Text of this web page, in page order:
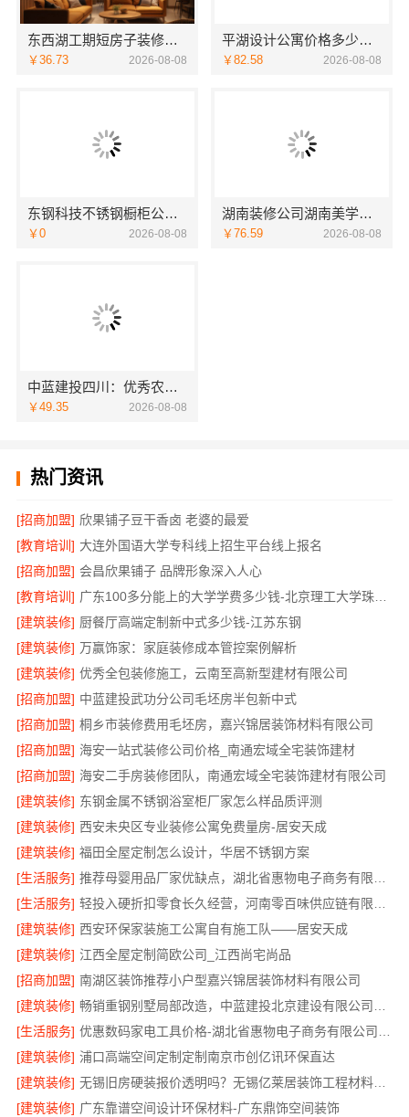
东西湖工期短房子装修本地快装透明
￥36.73 2026-08-08
平湖设计公寓价格多少？嘉兴家美建材科技给您实惠方案
￥82.58 2026-08-08
东钢科技不锈钢橱柜公司十大品牌江苏东钢金属科技
￥0 2026-08-08
湖南装修公司湖南美学筑家建材老房翻新，湖南美学筑家建材焕新您的家
￥76.59 2026-08-08
中蓝建投四川：优秀农村建房婚房布置设计案例
￥49.35 2026-08-08
热门资讯
[招商加盟] 欣果铺子豆干香卤 老婆的最爱
[教育培训] 大连外国语大学专科线上招生平台线上报名
[招商加盟] 会昌欣果铺子 品牌形象深入人心
[教育培训]
广东100多分能上的大学学费多少钱-北京理工大学珠海学院继教院
[建筑装修] 厨餐厅高端定制新中式多少钱-江苏东钢
[建筑装修] 万赢饰家：家庭装修成本管控案例解析
[建筑装修] 优秀全包装修施工，云南至高新型建材有限公司
[招商加盟] 中蓝建投武功分公司毛坯房半包新中式
[招商加盟] 桐乡市装修费用毛坯房，嘉兴锦居装饰材料有限公司
[招商加盟] 海安一站式装修公司价格_南通宏域全宅装饰建材
[招商加盟] 海安二手房装修团队，南通宏域全宅装饰建材有限公司
[建筑装修] 东钢金属不锈钢浴室柜厂家怎么样品质评测
[建筑装修] 西安未央区专业装修公寓免费量房-居安天成
[建筑装修] 福田全屋定制怎么设计，华居不锈钢方案
[生活服务]
[生活服务]
[建筑装修] 西安环保家装施工公寓自有施工队——居安天成
[建筑装修] 江西全屋定制简欧公司_江西尚宅尚品
[招商加盟] 南湖区装饰推荐小户型嘉兴锦居装饰材料有限公司
[建筑装修]
[生活服务]
[建筑装修] 浦口高端空间定制定制南京市创亿讯环保直达
[建筑装修]
无锡旧房硬装报价透明吗？无锡亿莱居装饰工程材料有限公司标准流程
[建筑装修] 广东靠谱空间设计环保材料-广东鼎饰空间装饰